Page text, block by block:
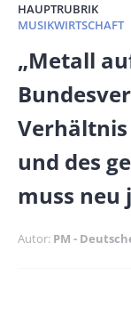
HAUPTRUBRIK
MUSIKWIRTSCHAFT
Banner
Full-
Size
„Metall
und des
muss neu
Autor PM -